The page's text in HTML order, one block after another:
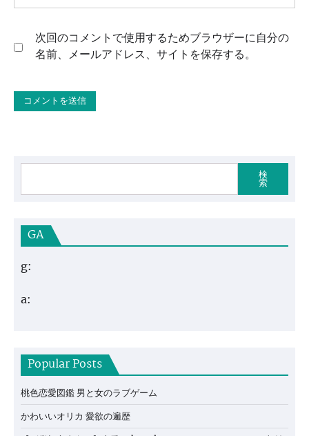
次回のコメントで使用するためブラウザーに自分の
名前、メールアドレス、サイトを保存する。
検
索
GA
g:
a:
Popular Posts
桃色恋愛図鑑 男と女のラブゲーム
かわいいオリカ 愛欲の遍歴